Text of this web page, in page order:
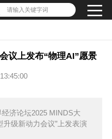
请输入关键字词
议上发布“物理AI”愿景
济论坛2025 MINDS大
升级新动力会议”上发表演